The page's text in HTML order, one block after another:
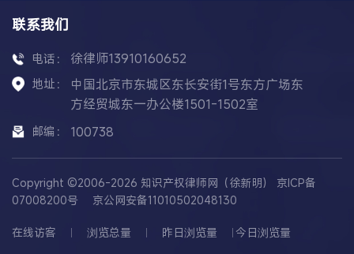
联系我们
电话： 徐律师13910160652
地址：
中国北京市东城区东长安街1号东方广场东
方经贸城东一办公楼1501-1502室
邮编： 100738
Copyright ©2006-2026 知识产权律师网（徐新明） 京ICP备
07008200号
京公网安备11010502048130
在线访客 浏览总量 昨日浏览量 今日浏览量